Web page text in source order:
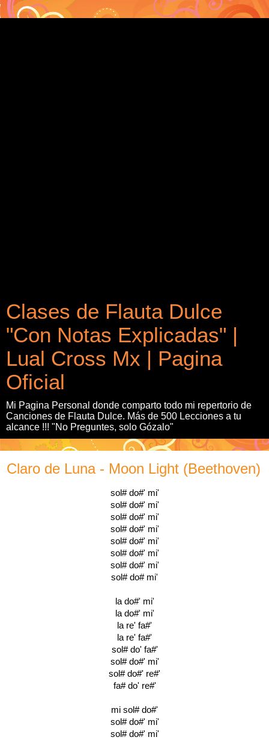
Clases de Flauta Dulce
"Con Notas Explicadas" |
Lual Cross Mx | Pagina
Oficial
Mi Pagina Personal donde comparto todo mi repertorio de
Canciones de Flauta Dulce. Más de 500 Lecciones a tu
alcance !!! "No Preguntes, solo Gózalo"
Claro de Luna - Moon Light (Beethoven)
sol# do#' mi'
sol# do#' mi'
sol# do#' mi'
sol# do#' mi'
sol# do#' mi'
sol# do#' mi'
sol# do#' mi'
sol# do# mi'
la do#' mi'
la do#' mi'
la re' fa#'
la re' fa#'
sol# do' fa#'
sol# do#' mi'
sol# do#' re#'
fa# do' re#'
mi sol# do#'
sol# do#' mi'
sol# do#' mi'